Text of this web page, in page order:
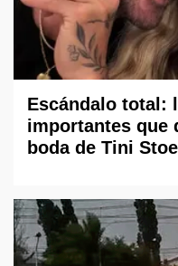
Escándalo total:
importantes que
boda de Tini